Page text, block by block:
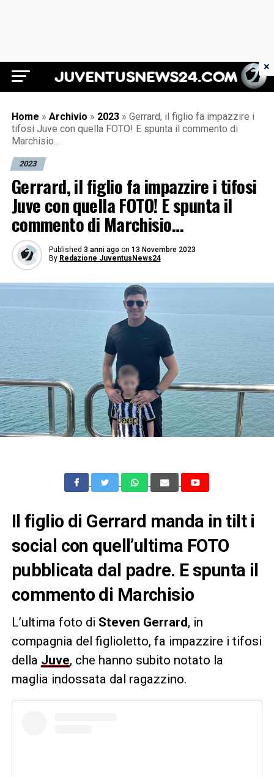
Juventus News 24
Home » Archivio » 2023 » Gerrard, il figlio fa impazzire i
tifosi Juve con quella FOTO! E spunta il commento di
Marchisio…
2023
Gerrard, il figlio fa impazzire i tifosi
Juve con quella FOTO! E spunta il
commento di Marchisio…
Published 3 anni ago on 13 Novembre 2023
By Redazione JuventusNews24
Il figlio di Gerrard manda in tilt i
social con quell’ultima FOTO
pubblicata dal padre. E spunta il
commento di Marchisio
L’ultima foto di Steven Gerrard, in
compagnia del figlioletto, fa impazzire i tifosi
della Juve, che hanno subito notato la
maglia indossata dal ragazzino.
×